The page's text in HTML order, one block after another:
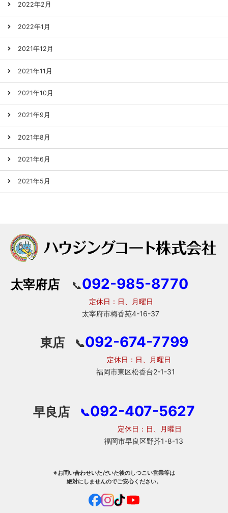
2022年2月
2022年1月
2021年12月
2021年11月
2021年10月
2021年9月
2021年8月
2021年6月
2021年5月
太宰府店 📞092-985-8770
定休日：日、月曜日
太宰府市梅香苑4-16-37
東店 📞092-674-7799
定休日：日、月曜日
福岡市東区松香台2-1-31
早良店 📞092-407-5627
定休日：日、月曜日
福岡市早良区野芥1-8-13
※お問い合わせいただいた後のしつこい営業等は
絶対にしませんのでご安心ください。